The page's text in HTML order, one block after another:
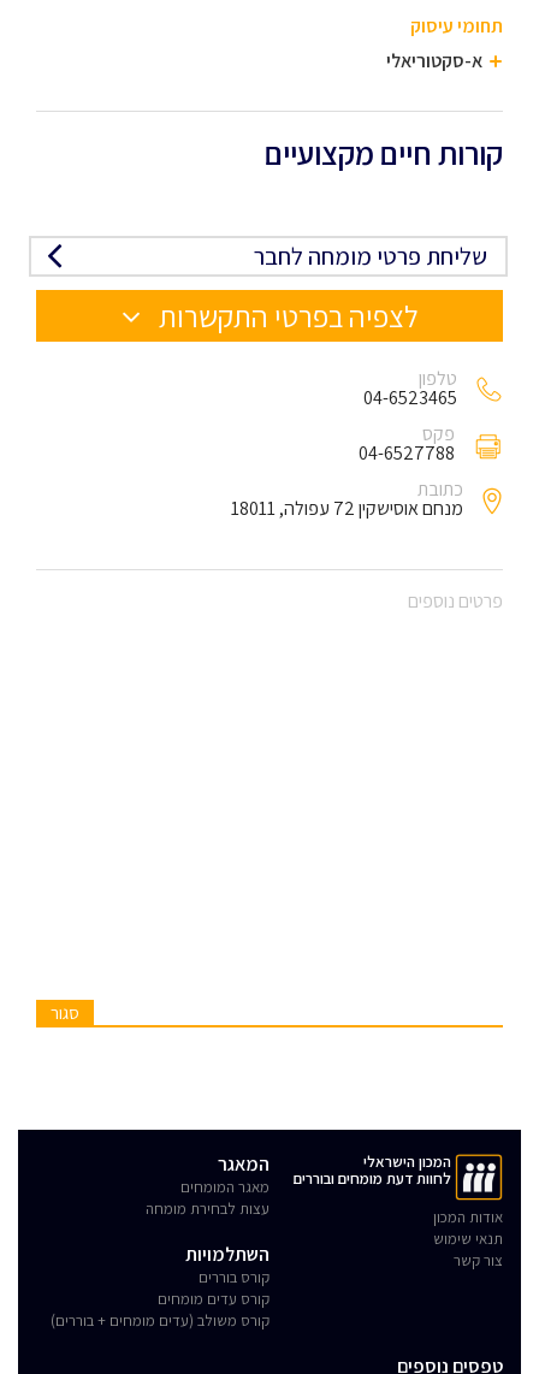
תחומי עיסוק
א-סקטוריאלי
קורות חיים מקצועיים
שליחת פרטי מומחה לחבר
לצפיה בפרטי התקשרות
טלפון
04-6523465
פקס
04-6527788
כתובת
מנחם אוסישקין 72 עפולה, 18011
פרטים נוספים
סגור
המכון הישראלי
לחוות דעת מומחים ובוררים
אודות המכון
תנאי שימוש
צור קשר
המאגר
מאגר המומחים
עצות לבחירת מומחה
השתלמויות
קורס בוררים
קורס עדים מומחים
קורס משולב (עדים מומחים + בוררים)
טפסים נוספים